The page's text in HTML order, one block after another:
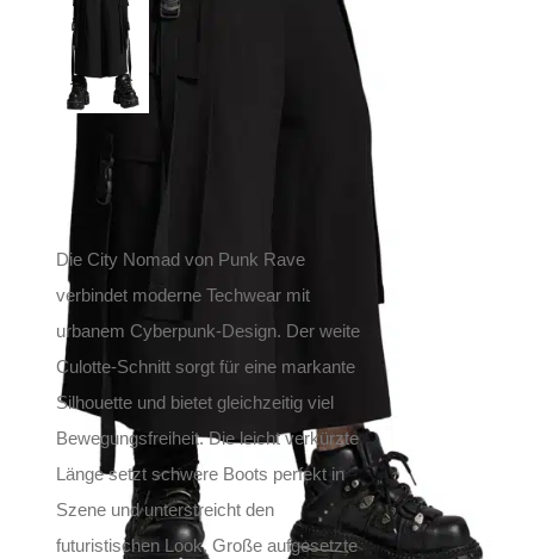
Nomad
Die City Nomad von Punk Rave
verbindet moderne Techwear mit
urbanem Cyberpunk-Design. Der weite
Culotte-Schnitt sorgt für eine markante
Silhouette und bietet gleichzeitig viel
Bewegungsfreiheit. Die leicht verkürzte
Länge setzt schwere Boots perfekt in
Szene und unterstreicht den
futuristischen Look. Große aufgesetzte